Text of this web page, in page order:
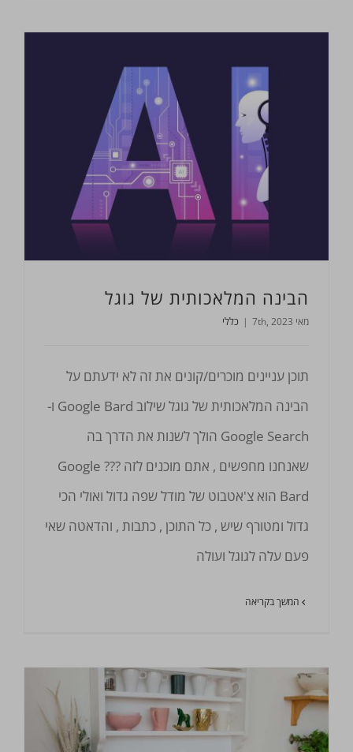
הבינה המלאכותית של גוגל
מאי 7th, 2023 | כללי
תוכן עניינים מוכרים/קונים את זה לא ידעתם על
הבינה המלאכותית של גוגל שילוב Google Bard ו-
Google Search הולך לשנות את הדרך בה
שאנחנו מחפשים , אתם מוכנים לזה ??? Google
Bard הוא צ'אטבוט של מודל שפה גדול ואולי הכי
גדול ומטורף שיש , כל התוכן , כתבות , והדאטה שאי
פעם עלה לגוגל ועולה
המשך בקריאה